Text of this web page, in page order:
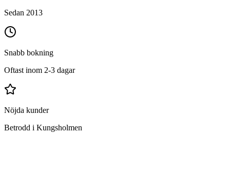
Sedan 2013
Snabb bokning
Oftast inom 2-3 dagar
Nöjda kunder
Betrodd i Kungsholmen